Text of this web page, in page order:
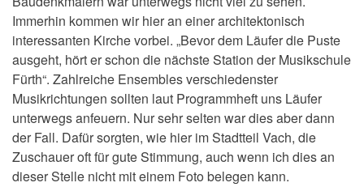
Immerhin kommen wir hier an einer architektonisch
interessanten Kirche vorbei. „Bevor dem Läufer die Puste
ausgeht, hört er schon die nächste Station der Musikschule
Fürth“. Zahlreiche Ensembles verschiedenster
Musikrichtungen sollten laut Programmheft uns Läufer
unterwegs anfeuern. Nur sehr selten war dies aber dann
der Fall. Dafür sorgten, wie hier im Stadtteil Vach, die
Zuschauer oft für gute Stimmung, auch wenn ich dies an
dieser Stelle nicht mit einem Foto belegen kann.